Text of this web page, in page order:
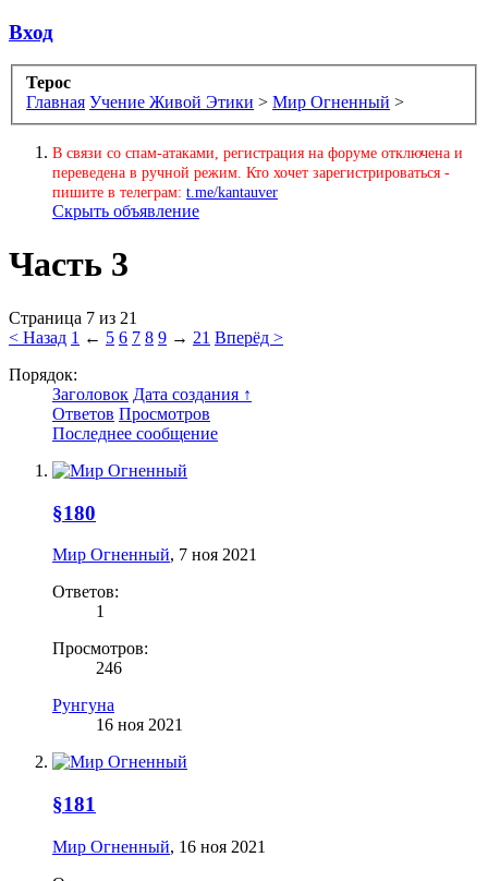
Вход
Терос
Главная Учение Живой Этики > Мир Огненный >
В связи со спам-атаками, регистрация на форуме отключена и
переведена в ручной режим. Кто хочет зарегистрироваться -
пишите в телеграм: t.me/kantauver
Скрыть объявление
Часть 3
Страница 7 из 21
< Назад 1 ← 5 6 7 8 9 → 21 Вперёд >
Порядок:
Заголовок Дата создания ↑
Ответов Просмотров
Последнее сообщение
§180
Мир Огненный, 7 ноя 2021
Ответов:
1
Просмотров:
246
Рунгуна
16 ноя 2021
§181
Мир Огненный, 16 ноя 2021